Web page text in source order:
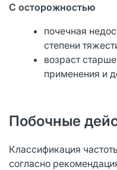
С осторожностью
почечная
степени
возраст
применения и
Побочные
Классификация
согласно